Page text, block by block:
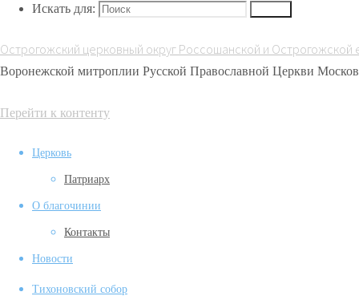
Искать для:
Острогожский церковный округ Россошанской и Острогожской
Воронежской митроплии Русской Православной Церкви
Перейти к контенту
Церковь
Патриарх
О благочинии
Контакты
Новости
Тихоновский собор
служения»
основа
жертвенного